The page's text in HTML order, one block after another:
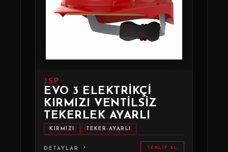
JSP
EVO 3 ELEKTRIKÇI
KIRMIZI VENTILSIZ
TEKERLEK AYARLI
KIRMIZI TEKER-AYARLI
DETAYLAR TEKLIF AL